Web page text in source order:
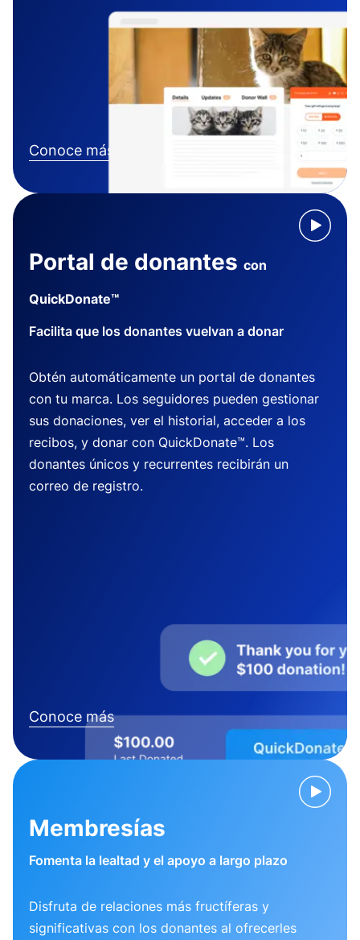
Conoce más
Portal de donantes con
QuickDonate™
Facilita que los donantes vuelvan a donar
Obtén automáticamente un portal de donantes
con tu marca. Los seguidores pueden gestionar
sus donaciones, ver el historial, acceder a los
recibos, y donar con QuickDonate™. Los
donantes únicos y recurrentes recibirán un
correo de registro.
Conoce más
Membresías
Fomenta la lealtad y el apoyo a largo plazo
Disfruta de relaciones más fructíferas y
significativas con los donantes al ofrecerles